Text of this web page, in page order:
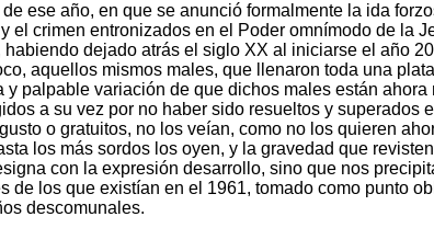
ese año, en que se anunció formalmente la ida
crimen entronizados en el Poder omnímodo de la
dejado atrás el siglo XX al iniciarse el año
aquellos mismos males, que llenaron toda una
palpable variación de que dichos males están
a su vez por no haber sido resueltos y superados
o gratuitos, no los veían, como no los quieren
los más sordos los oyen, y la gravedad que
con la expresión desarrollo, sino que nos
los que existían en el 1961, tomado como punto
descomunales.